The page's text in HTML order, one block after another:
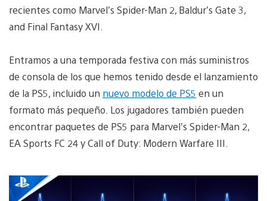
recientes como Marvel’s Spider-Man 2, Baldur’s Gate 3,
and Final Fantasy XVI.
Entramos a una temporada festiva con más suministros
de consola de los que hemos tenido desde el lanzamiento
de la PS5, incluido un nuevo modelo de PS5 en un
formato más pequeño. Los jugadores también pueden
encontrar paquetes de PS5 para Marvel’s Spider-Man 2,
EA Sports FC 24 y Call of Duty: Modern Warfare III.